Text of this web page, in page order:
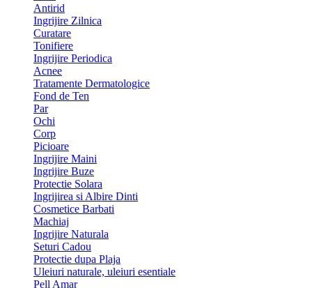
Antirid
Ingrijire Zilnica
Curatare
Tonifiere
Ingrijire Periodica
Acnee
Tratamente Dermatologice
Fond de Ten
Par
Ochi
Corp
Picioare
Ingrijire Maini
Ingrijire Buze
Protectie Solara
Ingrijirea si Albire Dinti
Cosmetice Barbati
Machiaj
Ingrijire Naturala
Seturi Cadou
Protectie dupa Plaja
Uleiuri naturale, uleiuri esentiale
Pell Amar